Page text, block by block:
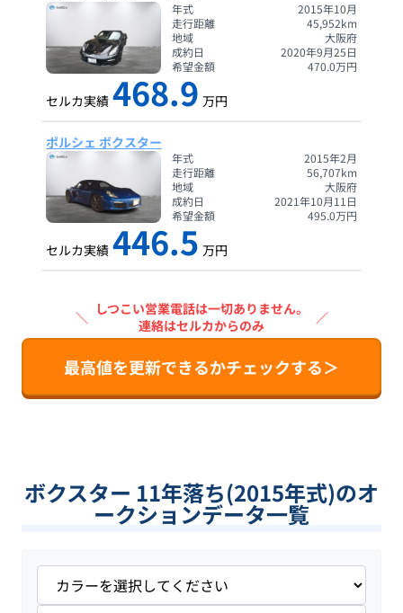
年式
2015年10月
走行距離
45,952km
地域
大阪府
成約日
2020年9月25日
希望金額
470.0万円
セルカ実績 468.9 万円
ポルシェ ボクスター
年式
2015年2月
走行距離
56,707km
地域
大阪府
成約日
2021年10月11日
希望金額
495.0万円
セルカ実績 446.5 万円
＼ しつこい営業電話は一切ありません。
連絡はセルカからのみ
／
最高値を更新できるかチェックする＞
ボクスター 11年落ち(2015年式)のオ
ークションデータ一覧